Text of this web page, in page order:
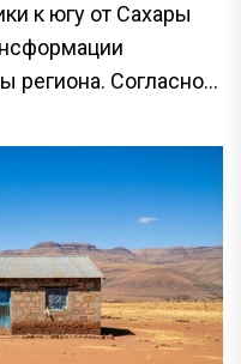
к югу от Сахары
региона. Согласно...